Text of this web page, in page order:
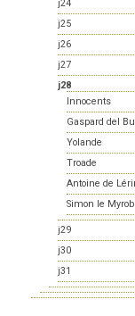
j24
j25
j26
j27
j28
Innocents
Gaspard del
Yolande
Troade
Antoine de
Simon le
j29
j30
j31